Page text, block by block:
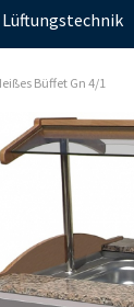
Lüftungstechnik
Büffet Gn 4/1